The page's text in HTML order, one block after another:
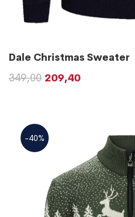
Dale Christmas Sweater
349,00 209,40
-40%